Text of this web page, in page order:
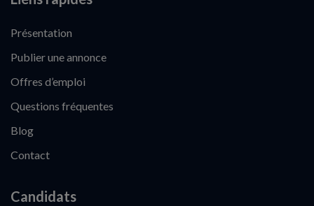
Présentation
Publier une annonce
Offres d’emploi
Questions fréquentes
Blog
Contact
Candidats